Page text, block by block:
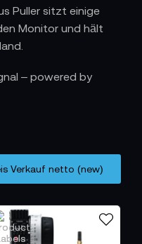
Puller sitzt einige
Monitor und hält
bietet eine
Die Steuerung erfolgt
Verzögerung. Das
Slidern, Gimbals
Operator aus der
Fokus und Zoom.
– powered by